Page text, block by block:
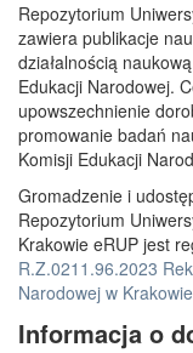
Repozytorium
zawiera publikacje
działalnością
Edukacji Narodowej.
upowszechnienie
promowanie badań
Komisji Edukacji
Gromadzenie i
Repozytorium
Krakowie eRUP jest
R.Z.0211.96.2023
Narodowej w
Informacja o